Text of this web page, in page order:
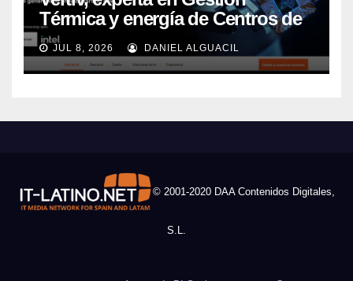
Térmica y energía de Centros de
Datos, sigue su crecimiento
imparable
JUL 8, 2026 DANIEL ALGUACIL
© 2001-2020 DAA Contenidos Digitales,
S.L.